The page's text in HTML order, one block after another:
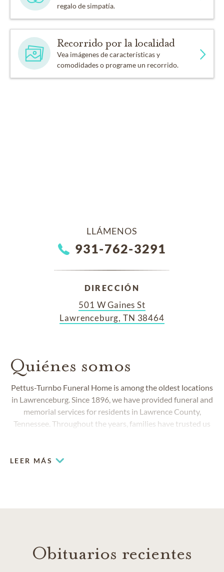
regalo de simpatía.
Recorrido por la localidad
Vea imágenes de características y
comodidades o programe un recorrido.
LLÁMENOS
931-762-3291
DIRECCIÓN
501 W Gaines St
Lawrenceburg, TN 38464
Quiénes somos
Pettus-Turnbo Funeral Home is among the oldest locations
in Lawrenceburg. Since 1896, we have provided funeral and
memorial services for residents in Lawrence County,
Tennessee. Throughout the years, families have trusted us
LEER MÁS
Obituarios recientes